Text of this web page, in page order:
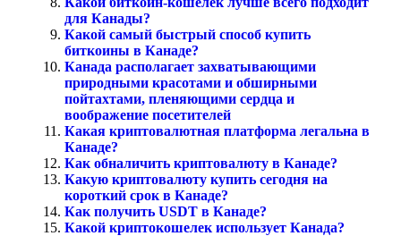
для Канады?
Какой самый быстрый способ купить
биткоины в Канаде?
Канада располагает захватывающими
природными красотами и обширными
пойтахтами, пленяющими сердца и
воображение посетителей
Какая криптовалютная платформа легальна в
Канаде?
Как обналичить криптовалюту в Канаде?
Какую криптовалюту купить сегодня на
короткий срок в Канаде?
Как получить USDT в Канаде?
Какой криптокошелек использует Канада?